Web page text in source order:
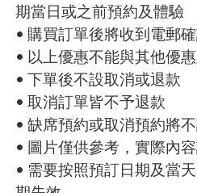
期當日或之前預約及體驗
• 購買訂單後將收到電郵
• 以上優惠不能與其他優
• 下單後不設取消或退款
• 取消訂單皆不予退款
• 缺席預約或取消預約將
• 圖片僅供參考，實際內
• 需要按照預訂日期及當